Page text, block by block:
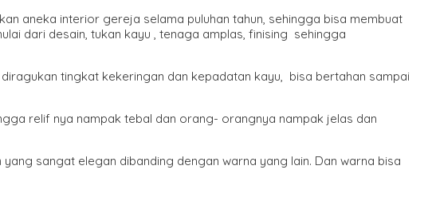
aneka interior gereja selama puluhan tahun, sehingga bisa membuat
dari desain, tukan kayu , tenaga amplas, finising sehingga
tingkat kekeringan dan kepadatan kayu, bisa bertahan sampai
relif nya nampak tebal dan orang- orangnya nampak jelas dan
sangat elegan dibanding dengan warna yang lain. Dan warna bisa